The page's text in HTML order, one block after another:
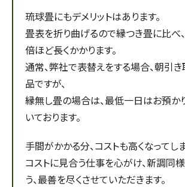
琉球畳にもデメリットはあります。
畳表を折り曲げるので縁つき畳に比べ
倍ほど長くかかります。
通常、弊社で表替えをする場合、朝引
品ですが、
縁無し畳の場合は、最低一日はお預か
いております。
手間がかかる分、コストも高くなってし
コストに見合う仕事を心がけ、新調同
う、最善を尽くさせていただきます。